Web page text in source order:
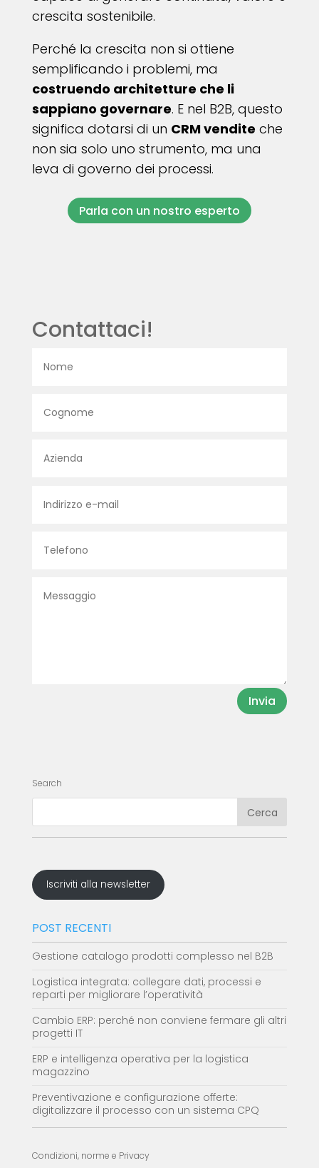
crescita sostenibile.
Perché la crescita non si ottiene
semplificando i problemi, ma
costruendo architetture che li
sappiano governare. E nel B2B, questo
significa dotarsi di un CRM vendite che
non sia solo uno strumento, ma una
leva di governo dei processi.
Parla con un nostro esperto
Contattaci!
Invia
Search
Iscriviti alla newsletter
POST RECENTI
Gestione catalogo prodotti complesso nel B2B
Logistica integrata: collegare dati, processi e
reparti per migliorare l’operatività
Cambio ERP: perché non conviene fermare gli altri
progetti IT
ERP e intelligenza operativa per la logistica
magazzino
Preventivazione e configurazione offerte:
digitalizzare il processo con un sistema CPQ
Condizioni, norme e Privacy